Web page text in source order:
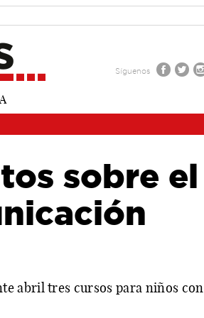
Síguenos
sobre el
abril tres cursos para niños con